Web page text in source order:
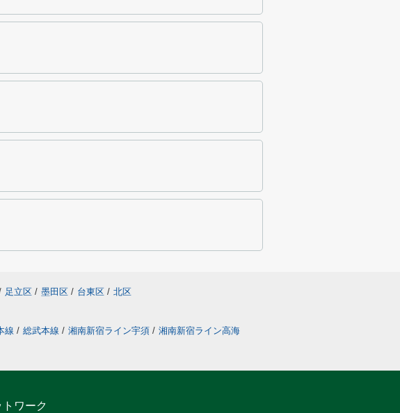
足立区 / 墨田区 / 台東区 / 北区
線 / 総武本線 / 湘南新宿ライン宇須 / 湘南新宿ライン高海
ワーク